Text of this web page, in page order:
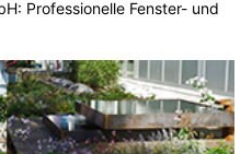
Professionelle Fenster- und